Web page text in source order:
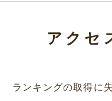
アクセ
ランキングの取得に